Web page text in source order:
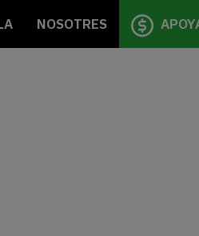
NOSOTRES